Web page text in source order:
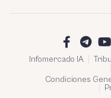
Infomercado IA
Condiciones